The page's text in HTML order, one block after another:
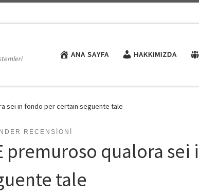
ANA SAYFA HAKKIMIZDA
sei in fondo per certain seguente tale
RECENSIONI
premuroso qualora
tale